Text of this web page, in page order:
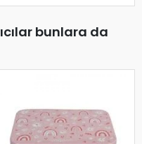
bunlara da